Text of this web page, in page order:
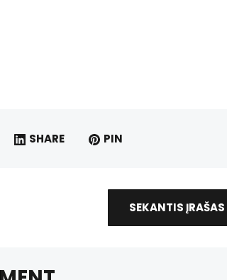
SHARE PIN
SEKANTIS ĮRAŠAS